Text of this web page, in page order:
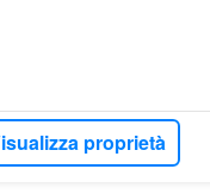
proprietà